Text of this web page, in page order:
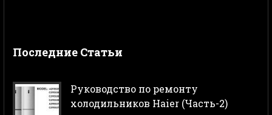
Последние Статьи
Руководство по ремонту
холодильников Haier (Часть-2)